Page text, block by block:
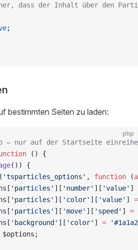
dass der Inhalt über den
;
bestimmten Seiten zu laden:
php
— nur auf der Startseite
() {
()) {
( 'tsparticles_options' , function (
'particles' ][ 'number' ][ 'value' ]
'particles' ][ 'color' ][ 'value' ] =
'particles' ][ 'move' ][ 'speed' ] =
'background' ][ 'color' ] =
$options;